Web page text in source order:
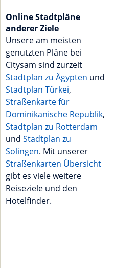
Online Stadtpläne
anderer Ziele
Unsere am meisten
genutzten Pläne bei
Citysam sind zurzeit
Stadtplan zu Ägypten und
Stadtplan Türkei,
Straßenkarte für
Dominikanische Republik,
Stadtplan zu Rotterdam
und Stadtplan zu
Solingen. Mit unserer
Straßenkarten Übersicht
gibt es viele weitere
Reiseziele und den
Hotelfinder.